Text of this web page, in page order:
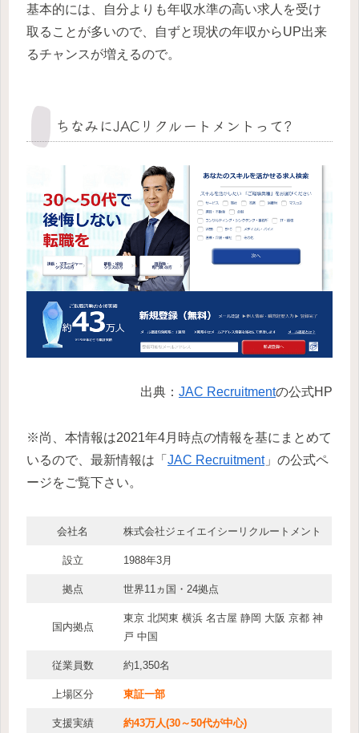
基本的には、自分よりも年収水準の高い求人を受け
取ることが多いので、自ずと現状の年収からUP出来
るチャンスが増えるので。
ちなみにJACリクルートメントって?
出典： JAC Recruitmentの公式HP
※尚、本情報は2021年4月時点の情報を基にまとめて
いるので、最新情報は「 JAC Recruitment」の公式ペ
ージをご覧下さい。
会社名 株式会社ジェイエイシーリクルートメント
設立 1988年3月
拠点 世界11ヵ国・24拠点
国内拠点
東京 北関東 横浜 名古屋 静岡 大阪 京都 神
戸 中国
従業員数 約1,350名
上場区分 東証一部
支援実績 約43万人(30～50代が中心)